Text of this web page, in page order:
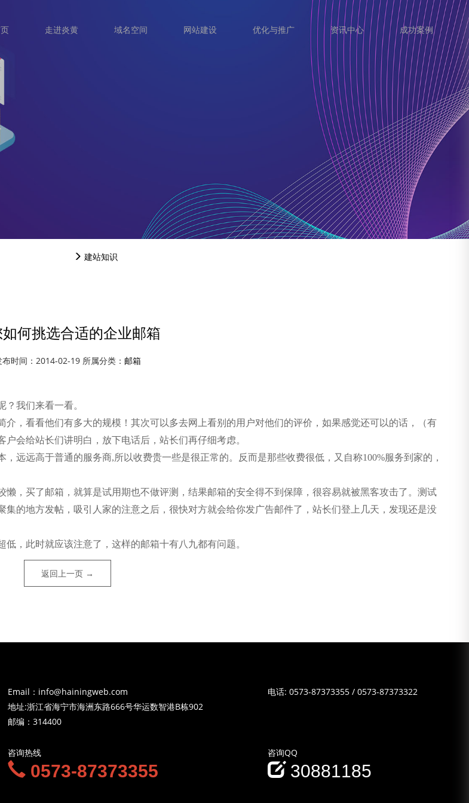
走进炎黄 域名空间 网站建设 优化与推广 资讯中心 成功案例
建站知识
何挑选合适的企业邮箱
布时间：2014-02-19 所属分类： 邮箱
我们来看一看。
，看看他们有多大的规模！其次可以多去网上看别的用户对他们的评价，如果感觉还可以的话，（有
会给站长们讲明白，放下电话后，站长们再仔细考虑。
远远高于普通的服务商,所以收费贵一些是很正常的。反而是那些收费很低，又自称100%服务到家的，
，买了邮箱，就算是试用期也不做评测，结果邮箱的安全得不到保障，很容易就被黑客攻击了。测试
的地方发帖，吸引人家的注意之后，很快对方就会给你发广告邮件了，站长们登上几天，发现还是没
，此时就应该注意了，这样的邮箱十有八九都有问题。
返回上一页 →
Email：info@hainingweb.com
地址:浙江省海宁市海洲东路666号华运数智港B栋902
邮编：314400
电话: 0573-87373355/ 0573-87373322
咨询热线
0573-87373355
咨询QQ
30881185